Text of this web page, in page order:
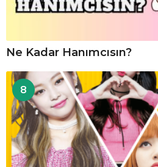
Ne Kadar Hanımcısın?
8